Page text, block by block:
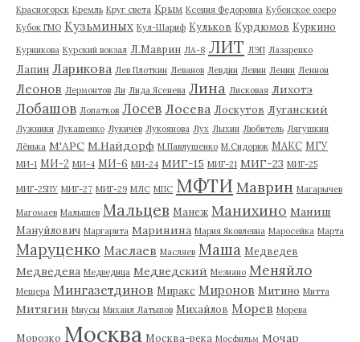
Красногорск Кремль Круг света Крым Ксения Федоровна Кубенское озеро
Кубок ГМО Кузьминых Кул-Шариф Кульков Курдюмов Куркино
Курникова Курский вокзал Л.Маврин ЛА-8 ЛИТ ЛЭП Лазаренко
Лапин Ларикова Лев Плоткин Леванов Левдин Левин Ленин Леннон
Леонов Лермонтов Ли Лида Ясенева Лина Лисковая Лихотэ
Лобашов Лопатков Лосев Лосева Лоскутов Луганский
Лужники Лукашенко Лукичев Лукоянова Лух Лыхин Любитель Лягушкин
Лёнька М'АРС М.Найдорф М.Павлушенко М.Сидорюк МАКС МГУ
МИ-1 МИ-2 МИ-4 МИ-6 МИ-24 МИГ-15 МИГ-21 МИГ-23 МИГ-25
МИГ-25ПУ МИГ-27 МИГ-29 МЛС МПС МФТИ Маврин Магарычев
Магомаев Малышев Мальцев Манеж Манихино Маниш
Мануйлович Маргарита Маринина Мария Яковлевна Маросейка Марта
Маруценко Маслаев Масляев Маша Медведев
Медведева Медведица Медведский Мезиано Меняйло
Мещера Мингазетдинов Миракс Миронов Митино Митта
Митягин Миусы Михаил Латыпов Михайлов Морев Морева
Морозко Москва Москва-река Мосфильм Мочар